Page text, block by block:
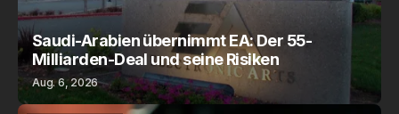
Saudi-Arabien übernimmt EA: Der 55-
Milliarden-Deal und seine Risiken
Aug. 6, 2026